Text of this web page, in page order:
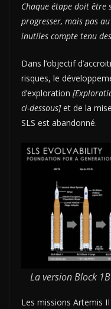
Chaque étape doit être
progresser, mais pas
inutiles compte tenu
Dans l’objectif
risques, le
d’exploration
ci-dessous]et de la
SLS est abandonné.
La version Block
Les missions Artemis